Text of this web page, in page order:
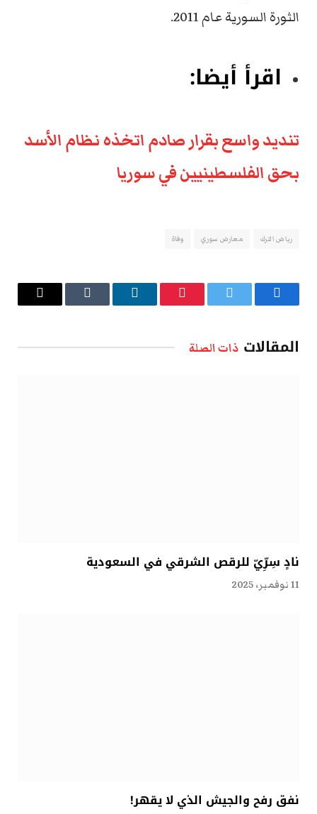
الثورة السورية عام 2011.
اقرأ أيضا:
تنديد واسع بقرار صادم اتخذه نظام الأسد
بحق الفلسطينيين في سوريا
رياض الترك معارض سوري وفاة
فيسبوك تويتر بينتيريستلينكدإن Tumblr
البريد
المقالات ذات الصلة
نادٍ سِرِّيّ للرقص الشرقي في السعودية
11 نوفمبر، 2025
نفق رفح والجيش الذي لا يقهر!